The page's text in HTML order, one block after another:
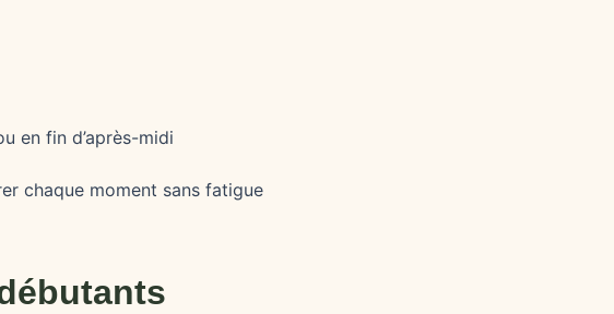
en fin d’après-midi
chaque moment sans fatigue